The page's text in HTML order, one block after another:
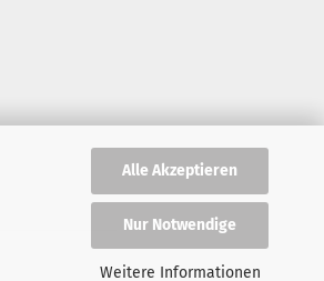
Alle Akzeptieren
Nur Notwendige
Weitere Informationen